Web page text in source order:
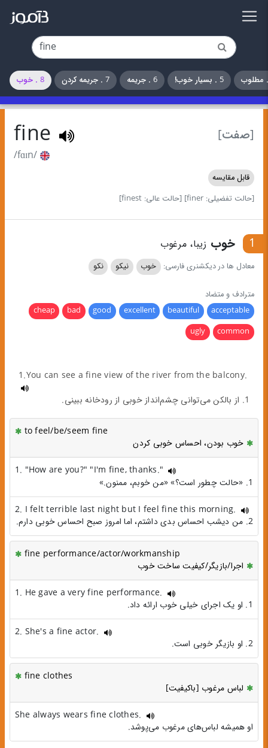
5 . بسیار خوب! 6 . جریمه 7 . جریمه کردن 8 . خوب
[صفت] fine
/fɑɪn/
قابل مقایسه
[حالت تفضیلی: finer]
[حالت عالی: finest]
1 خوب زیبا، مرغوب
معادل ها در دیکشنری فارسی: خوب نیکو نکو
مترادف و متضاد
acceptable
beautiful
excellent
good
bad
cheap
common
ugly
1.You can see a fine view of the river from the balcony.
1. از بالکن می‌توانی چشم‌انداز خوبی از رودخانه ببینی.
to feel/be/seem fine
خوب بودن، احساس خوبی کردن
1. "How are you?" "I'm fine, thanks."
1. «حالت چطور است؟» «من خوبم، ممنون.»
2. I felt terrible last night but I feel fine this morning.
2. من دیشب احساس بدی داشتم، اما امروز صبح احساس خوبی دارم.
fine performance/actor/workmanship
اجرا/بازیگر/کیفیت ساخت خوب
1. He gave a very fine performance.
1. او یک اجرای خیلی خوب ارائه داد.
2. She's a fine actor.
2. او بازیگر خوبی است.
fine clothes
لباس مرغوب [باکیفیت]
She always wears fine clothes.
او همیشه لباس‌های مرغوب می‌پوشد.